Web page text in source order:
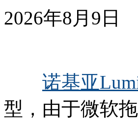
2026年8月9日
诺基亚
型，由于微软